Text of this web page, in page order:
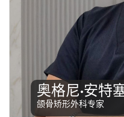
奥格尼·安特
颌骨矫形外科专家
毕业于巴尼亚卢卡医学
住院医师实习期大部分
曾参加过多项国内外教
院牙科中心正畸科主任。